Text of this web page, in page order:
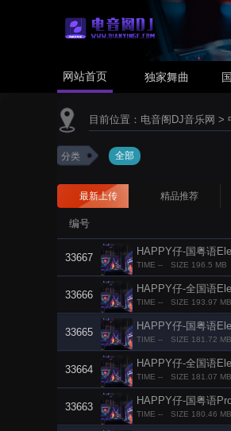
网站首页 独家舞曲
目前位置： 电音阁DJ音乐网 >
分类 全部
最新上传 精品推荐
编号
33667
HAPPY仔-国粤语
TIME -- SIZE 196.5 MB
33666
HAPPY仔-全国语
TIME -- SIZE 193.97 MB
33665
HAPPY仔-国粤语
TIME -- SIZE 181.72 MB
33664
HAPPY仔-全国语
TIME -- SIZE 181.07 MB
33663
HAPPY仔-国粤语
TIME -- SIZE 180.46 MB